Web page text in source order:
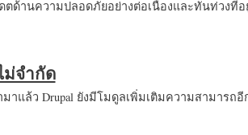
ตด้านความปลอดภัยอย่างต่อเนื่องและทันท่วงทีอ
ม่จำกัด
แล้ว Drupal ยังมีโมดูลเพิ่มเติมความสามารถอี